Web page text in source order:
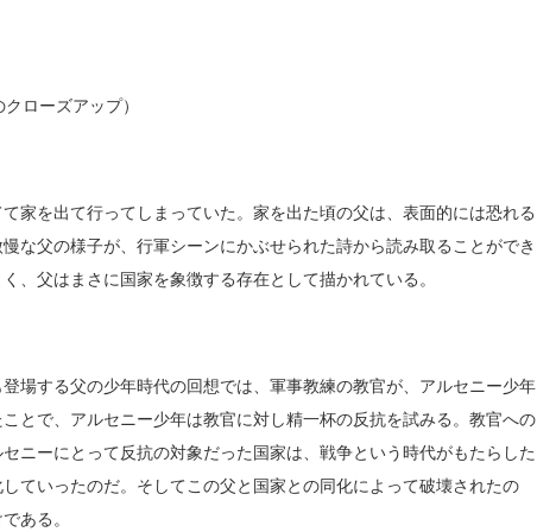
ローズアップ）
家を出て行ってしまっていた。家を出た頃の父は、表面的には恐れる
な父の様子が、行軍シーンにかぶせられた詩から読み取ることができ
、父はまさに国家を象徴する存在として描かれている。
場する父の少年時代の回想では、軍事教練の教官が、アルセニー少年
とで、アルセニー少年は教官に対し精一杯の反抗を試みる。教官への
ニーにとって反抗の対象だった国家は、戦争という時代がもたらした
ていったのだ。そしてこの父と国家との同化によって破壊されたの
ある。